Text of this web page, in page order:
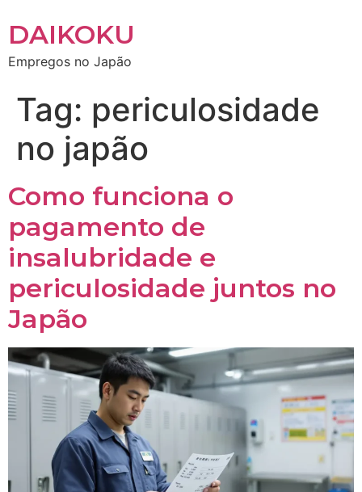
DAIKOKU
Empregos no Japão
Tag: periculosidade
no japão
Como funciona o
pagamento de
insalubridade e
periculosidade juntos no
Japão